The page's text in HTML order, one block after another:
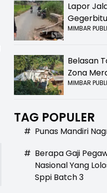
Lapor
Bolong!
MIMBAR
Belasan
Zona
Kampung
Relokasi
MIMBAR
TAG POPULER
# Punas Mandiri
# Berapa Gaji
Nasional Yang
Sppi Batch 3